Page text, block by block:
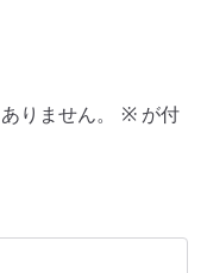
りません。 ※が付